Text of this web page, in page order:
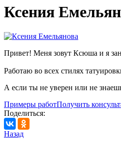
Ксения
Привет! Меня зовут Ксюша и я
Работаю во всех стилях
А если ты не уверен или не
Примеры работПолучить
Поделиться:
Назад